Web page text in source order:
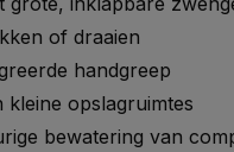
of draaien
handgreep
opslagruimtes
bewatering van